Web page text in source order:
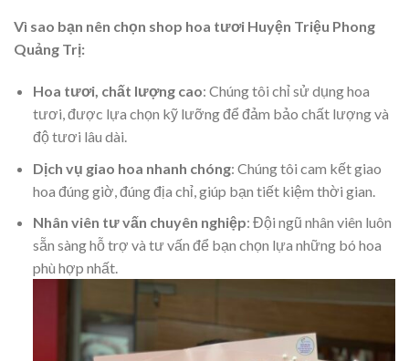
Vì sao bạn nên chọn shop hoa tươi Huyện Triệu Phong
Quảng Trị:
Hoa tươi, chất lượng cao: Chúng tôi chỉ sử dụng hoa
tươi, được lựa chọn kỹ lưỡng để đảm bảo chất lượng và
độ tươi lâu dài.
Dịch vụ giao hoa nhanh chóng: Chúng tôi cam kết giao
hoa đúng giờ, đúng địa chỉ, giúp bạn tiết kiệm thời gian.
Nhân viên tư vấn chuyên nghiệp: Đội ngũ nhân viên luôn
sẵn sàng hỗ trợ và tư vấn để bạn chọn lựa những bó hoa
phù hợp nhất.